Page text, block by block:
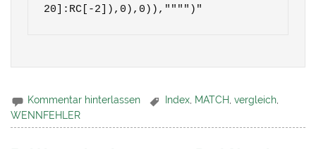
20]:RC[-2]),0),0)),"""")"
Kommentar hinterlassen Index MATCH ,vergleich
WENNFEHLER